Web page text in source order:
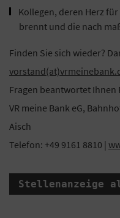
Kollegen, deren Herz
brennt und die nach
Finden Sie sich wieder?
Fragen beantwortet Ihnen
VR meine Bank eG,
Aisch
Telefon: +49 9161 8810 |
Stellenanzeige